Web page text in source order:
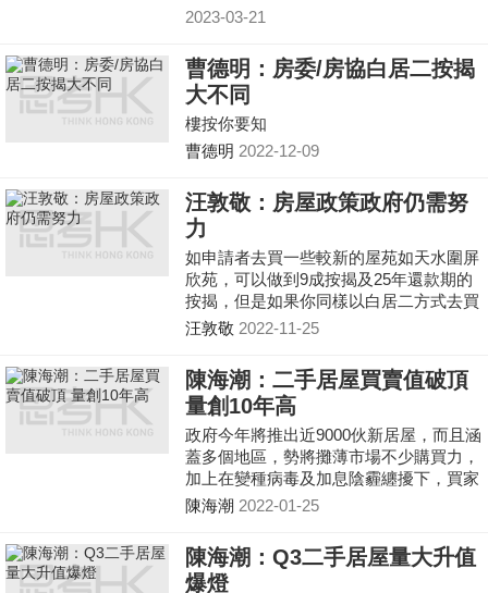
未成功的申請人，增加中籤機會。
2023-03-21
曹德明：房委/房協白居二按揭
大不同
樓按你要知
曹德明 2022-12-09
汪敦敬：房屋政策政府仍需努
力
如申請者去買一些較新的屋苑如天水圍屏
欣苑，可以做到9成按揭及25年還款期的
按揭，但是如果你同樣以白居二方式去買
屯門翠寧花園，因為樓齡已經過了30年，
在銀行只能借到6成按揭左右。 居屋第二
市場「做高」樓價。其實是制度環節上出
了問題
汪敦敬 2022-11-25
陳海潮：二手居屋買賣值破頂
量創10年高
政府今年將推出近9000伙新居屋，而且涵
蓋多個地區，勢將攤薄市場不少購買力，
加上在變種病毒及加息陰霾纏擾下，買家
普遍以觀望心態等待筍盤出現。
陳海潮 2022-01-25
陳海潮：Q3二手居屋量大升值
爆燈